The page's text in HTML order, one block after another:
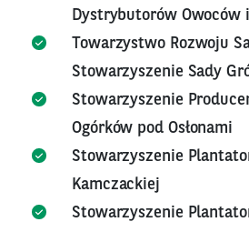
Dystrybutorów Owoców
Towarzystwo Rozwoju
Stowarzyszenie Sady
Stowarzyszenie
Ogórków pod Osłonami
Stowarzyszenie
Kamczackiej
Stowarzyszenie